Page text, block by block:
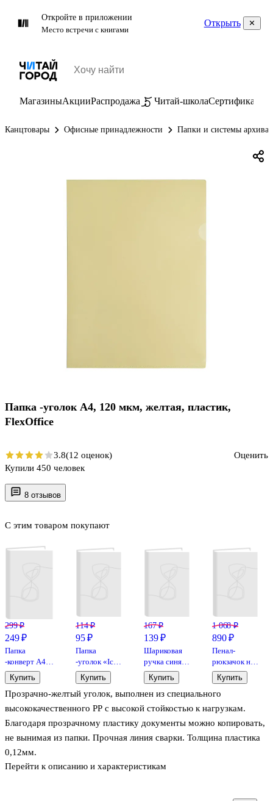
Откройте в приложении
Место встречи с книгами
Открыть
МагазиныАкцииРаспродажа Читай-школаСертификаты
Канцтовары Офисные принадлежности Папки и системы
8 отзывов
Прозрачно-желтый уголок, выполнен из специального
высококачественного РР с высокой стойкостью к нагрузкам.
Благодаря прозрачному пластику документы можно копировать,
не вынимая из папки. Прочная линия сварки. Толщина пластика
0,12мм.
Перейти к описанию и характеристикам
С этим товаром покупают
299 ₽
249 ₽
Папка
-конверт А4
на кнопке, в
ассортименте
Купить
114 ₽
95 ₽
Папка
-уголок «Ice
Metallic» А4,
пластик,
непрозрачная,
в
Erich Krause
Купить
167 ₽
139 ₽
Шариковая
ручка синяя
автоматическая
1 мм, K15,
Schneider, в
ассортименте
Купить
1 068 ₽
890 ₽
Пенал-
рюкзачок на
молнии
Кролики,
21х9,5х7,
ткань
Купить
Папка -уголок А4, 120 мкм, желтая, пластик,
FlexOffice
3.8(12 оценок)
Оценить
Купили 450 человек